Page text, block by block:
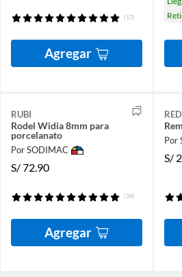
(17)
Agregar
RUBI
Rodel Widia 8mm para
porcelanato
Por SODIMAC
S/72.90
(34)
Agregar
Por
S/